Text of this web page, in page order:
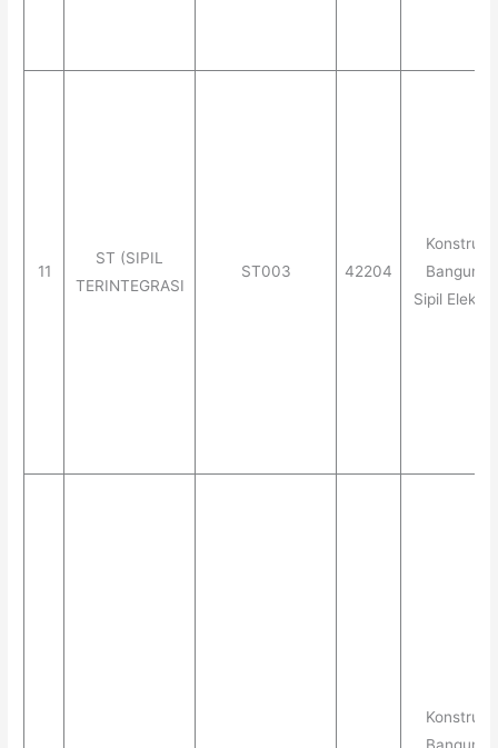
11
ST (SIPIL
TERINTEGRASI
ST003 42204
Konstruksi
Bangunan
Sipil
Konstruksi